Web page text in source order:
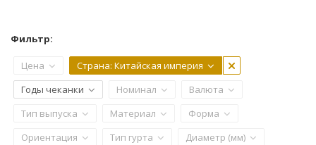
Фильтр:
Цена Страна: Китайская империя
Годы чеканки
Номинал
Валюта
Тип выпуска
Материал
Форма
Ориентация
Тип гурта
Диаметр (мм)